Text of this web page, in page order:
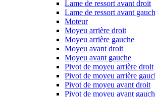
Lame de ressort avant droit
Lame de ressort avant
Moteur
Moyeu arrière droit
Moyeu arrière gauche
Moyeu avant droit
Moyeu avant gauche
Pivot de moyeu arrière droit
Pivot de moyeu arrière
Pivot de moyeu avant droit
Pivot de moyeu avant